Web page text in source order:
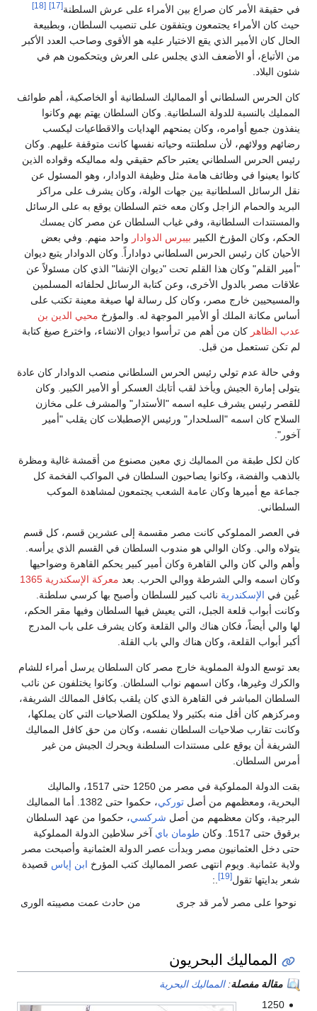
في حقيقة الأمر كان صراع بين الأمراء على عرش السلطنة[17]
[18]
حيث كان الأمراء يجتمعون ويتفقون على تنصيب السلطان، وبطبيعة
الحال كان الأمير الذي يقع الاختيار عليه هو الأقوى وصاحب العدد الأكبر
من الأتباع، أو الأضعف الذي يجلس على العرش ويتحكمون هم في
شئون البلاد.
كان الحرس السلطاني أو المماليك السلطانية أو الخاصكية، أهم طوائف
الممليك بالنسبة للدولة السلطانية. وكان السلطان يهتم بهم وكانوا
ينفذون جميع أوامره، وكان يمنحهم الهدايات والاقطاعيات ليكسب
رضائهم وولائهم، لأن سلطنته وحياته نفسها كانت متوقفة عليهم. وكان
رئيس الحرس السلطاني يعتبر حاكم حقيقي وله مماليكه وقواده الذين
كانوا يعينوا في وظائف هامة مثل وظيفة الدوادار، وهو المسئول عن
نقل الرسائل السلطانية بين جهات الولة، وكان يشرف على مراكز
البريد والحمام الزاجل وكان معه ختم السلطان يوقع به على الرسائل
والمستندات السلطانية، وفي غياب السلطان عن مصر كان يمسك
الحكم، وكان المؤرخ الكبير بيبرس الدوادار واحد منهم. وفي بعض
الأحيان كان رئيس الحرس السلطاني دواداراً. وكان الدوادار يتبع ديوان
"أمير القلم" وكان هذا القلم تحت "ديوان الإنشا" الذي كان مسئولاً عن
علاقات مصر بالدول الأخرى، وعن كتابة الرسائل لحلفائه المسلمين
والمسيحيين خارج مصر، وكان كل رسالة لها صيغة معينة تكتب على
أساس مكانة الملك أو الأمير الموجهة له. والمؤرخ محيي الدين بن
عدب الظاهر كان من أهم من ترأسوا ديوان الانشاء، واخترع صيغ كتابة
لم تكن تستعمل من قبل.
وفي حالة عدم تولي رئيس الحرس السلطاني منصب الدوادار كان عادة
يتولى إمارة الجيش ويأخذ لقب أتابك العسكر أو الأمير الكبير. وكان
للقصر رئيس يشرف عليه اسمه "الأستدار" والمشرف على مخازن
السلاح كان اسمه "السلحدار" ورئيس الإصطبلات كان يقلب "أمير
آخور".
كان لكل طبقة من المماليك زي معين مصنوع من أقمشة غالية ومظرة
بالذهب والفضة، وكانوا يصاحبون السلطان في المواكب الفخمة كل
جماعة مع أميرها وكان عامة الشعب يجتمعون لمشاهدة الموكب
السلطاني.
في العصر المملوكي كانت مصر مقسمة إلى عشرين قسم، كل قسم
يتولاه والي. وكان الوالي هو مندوب السلطان في القسم الذي يرأسه.
وأهم والي كان والي القاهرة وكان أمير كبير يحكم القاهرة وضواحيها
وكان اسمه والي الشرطة ووالي الحرب. بعد معركة الإسكندرية 1365
عُين في الإسكندرية نائب كبير للسلطان وأصبح بها كرسي سلطنة.
وكانت أبواب قلعة الجبل، التي يعيش فيها السلطان وفيها مقر الحكم،
لها والي أيضاً، فكان هناك والي القلعة وكان يشرف على باب المدرج
أكبر أبواب القلعة، وكان هناك والي باب القلة.
بعد توسع الدولة المملوية خارج مصر كان السلطان يرسل أمراء للشام
والكرك وغيرها، وكان اسمهم نواب السلطان. وكانوا يختلفون عن نائب
السلطان المباشر في القاهرة الذي كان يلقب بكافل الممالك الشريفة،
ومركزهم كان أقل منه بكثير ولا يملكون الصلاحيات التي كان يملكها،
وكانت تقارب صلاحيات السلطان نفسه، وكان من حق كافل المماليك
الشريفة أن يوقع على مستندات السلطنة ويحرك الجيش من غير
أمرس السلطان.
بقت الدولة المملوكية في مصر من 1250 حتى 1517، والماليك
البحرية، ومعظمهم من أصل توركي
، حكموا حتى 1382. أما المماليك
البرجية، وكان معظمهم من أصل شركسي، حكموا من عهد السلطان
برقوق حتى 1517. وكان
طومان باي آخر سلاطين الدولة المملوكية
حتى دخل العثمانيون مصر وبدأت عصر الدولة العثمانية وأصبحت مصر
ولاية عثمانية. ويوم انتهى عصر المماليك كتب المؤرخ ابن إياس قصيدة
شعر بدايتها تقول[19]
.:
نوحوا على مصر لأمر قد جرى
من حادث عمت مصيبته الورى
المماليك البحريون
مقالة مفصلة:المماليك البحرية
1250